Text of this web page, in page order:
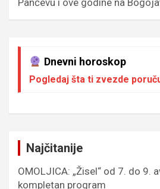
Pančevu i ove godine na
Dnevni horoskop
Pogledaj šta ti zvezde
Najčitanije
OMOLJICA: „Žisel“ od 7. do 9.
kompletan program